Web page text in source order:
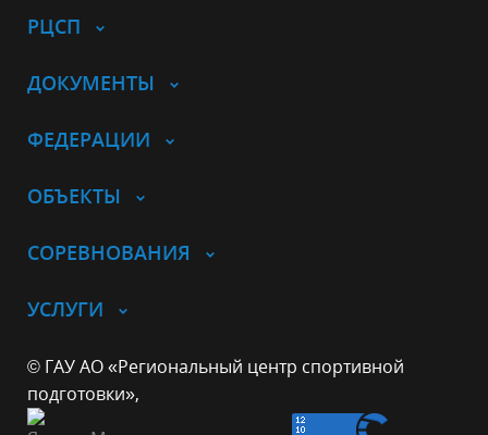
РЦСП
ДОКУМЕНТЫ
ФЕДЕРАЦИИ
ОБЪЕКТЫ
СОРЕВНОВАНИЯ
УСЛУГИ
© ГАУ АО «Региональный центр спортивной
подготовки»,